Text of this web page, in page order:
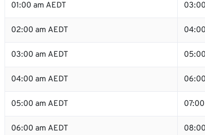
01:00 am AEDT
02:00 am AEDT
03:00 am AEDT
04:00 am AEDT
05:00 am AEDT
06:00 am AEDT